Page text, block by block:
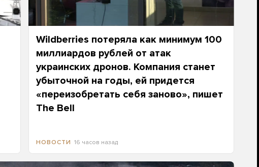
Wildberries потеряла как минимум 100
миллиардов рублей от атак
украинских дронов. Компания станет
убыточной на годы, ей придется
«переизобретать себя заново», пишет
The Bell
НОВОСТИ 16 часов назад